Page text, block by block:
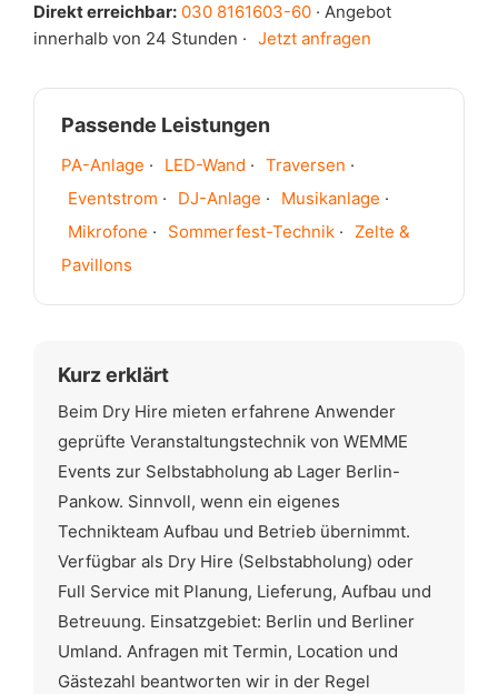
Direkt erreichbar: 030 8161603-60 · Angebot
innerhalb von 24 Stunden · Jetzt anfragen
Passende Leistungen
PA-Anlage · LED-Wand · Traversen ·
Eventstrom · DJ-Anlage · Musikanlage ·
Mikrofone · Sommerfest-Technik · Zelte &
Pavillons
Kurz erklärt
Beim Dry Hire mieten erfahrene Anwender
geprüfte Veranstaltungstechnik von WEMME
Events zur Selbstabholung ab Lager Berlin-
Pankow. Sinnvoll, wenn ein eigenes
Technikteam Aufbau und Betrieb übernimmt.
Verfügbar als Dry Hire (Selbstabholung) oder
Full Service mit Planung, Lieferung, Aufbau und
Betreuung. Einsatzgebiet: Berlin und Berliner
Umland. Anfragen mit Termin, Location und
Gästezahl beantworten wir in der Regel